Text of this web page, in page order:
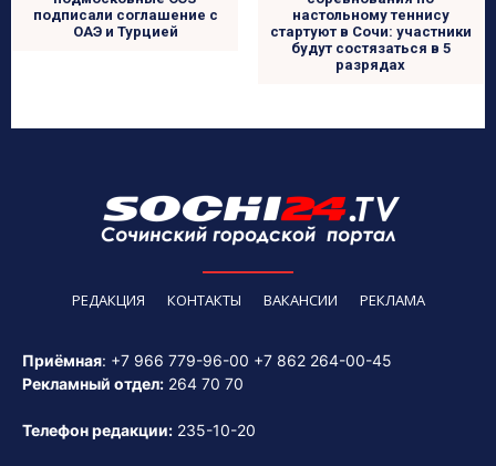
подписали соглашение с
ОАЭ и Турцией
настольному теннису
стартуют в Сочи: участники
будут состязаться в 5
разрядах
РЕДАКЦИЯ КОНТАКТЫ ВАКАНСИИ РЕКЛАМА
Приёмная: +7 966 779-96-00 +7 862 264-00-45
Рекламный отдел: 264 70 70
Телефон редакции: 235-10-20